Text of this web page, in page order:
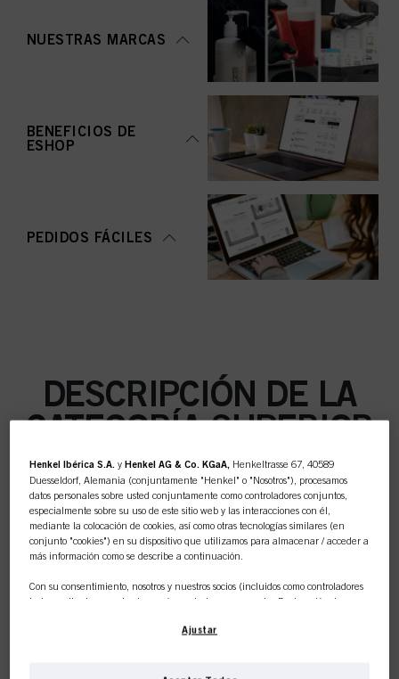
NUESTRAS MARCAS
BENEFICIOS DE
ESHOP
PEDIDOS FÁCILES
DESCRIPCIÓN DE LA
CATEGORÍA SUPERIOR
COLOR
Henkel Ibérica S.A. yHenkel AG & Co. KGaA, Henkeltrasse 67, 40589
Duesseldorf, Alemania (conjuntamente "Henkel" o "Nosotros"), procesamos
datos personales sobre usted conjuntamente como controladores conjuntos,
especialmente sobre su uso de este sitio web y las interacciones con él,
mediante la colocación de cookies, así como otras tecnologías similares (en
conjunto "cookies") en su dispositivo que utilizamos para almacenar / acceder a
más información como se describe a continuación.
Con su consentimiento, nosotros y nuestros socios (incluidos como controladores
independientes
conjuntos
según se designa en nuestra Declaración de
huellas dactilares y tecnologías similares") también utilizaremos cookies y
Ajustar